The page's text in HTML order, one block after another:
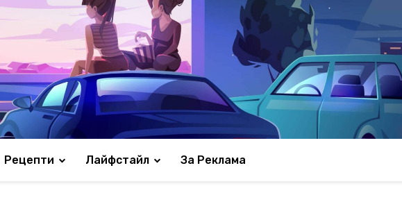
Рецепти Лайфстайл За Реклама